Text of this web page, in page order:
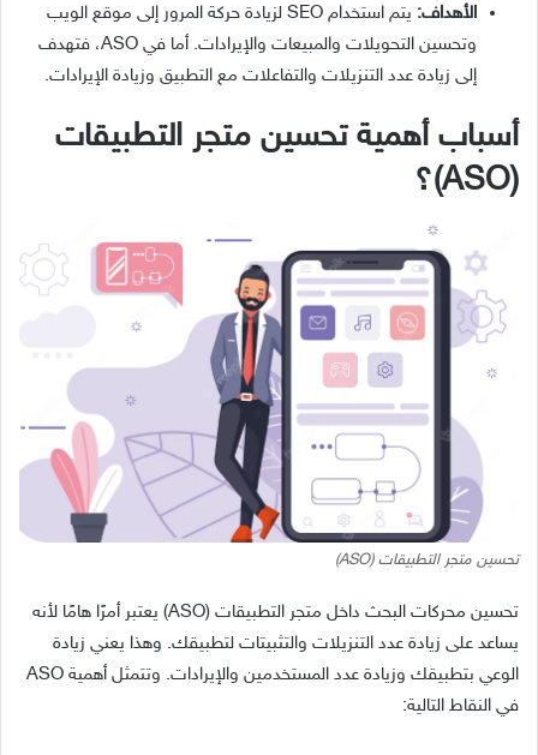
الأهداف:
يتم استخدام SEO لزيادة حركة المرور إلى موقع الويب
وتحسين التحويلات والمبيعات والإيرادات. أما في ASO، فتهدف
إلى زيادة عدد التنزيلات والتفاعلات مع التطبيق وزيادة الإيرادات.
أسباب أهمية تحسين متجر التطبيقات
(ASO)؟
تحسين متجر التطبيقات (ASO)
تحسين محركات البحث داخل متجر التطبيقات (ASO) يعتبر أمرًا هامًا لأنه
يساعد على زيادة عدد التنزيلات والتثبيتات لتطبيقك. وهذا يعني زيادة
الوعي بتطبيقك وزيادة عدد المستخدمين والإيرادات. وتتمثل أهمية ASO
في النقاط التالية: